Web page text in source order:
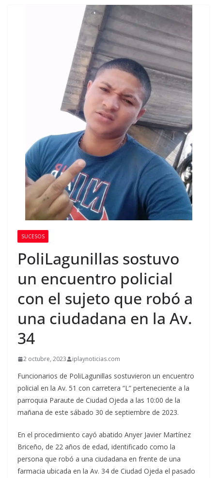
SUCESOS
PoliLagunillas sostuvo
un encuentro policial
con el sujeto que robó a
una ciudadana en la Av.
34
2 octubre, 2023 iplaynoticias.com
Funcionarios de PoliLagunillas sostuvieron un encuentro
policial en la Av. 51 con carretera “L” perteneciente a la
parroquia Paraute de Ciudad Ojeda a las 10:00 de la
mañana de este sábado 30 de septiembre de 2023.
En el procedimiento cayó abatido Anyer Javier Martínez
Briceño, de 22 años de edad, identificado como la
persona que robó a una ciudadana en frente de una
farmacia ubicada en la Av. 34 de Ciudad Ojeda el pasado